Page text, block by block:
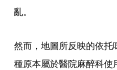
亂。
然而，地圖所反映的依
種原本屬於醫院麻醉科